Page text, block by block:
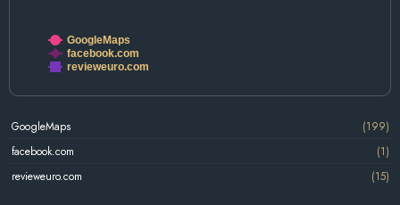
GoogleMaps
facebook.com
revieweuro.com
GoogleMaps
(199)
facebook.com
(1)
revieweuro.com
(15)